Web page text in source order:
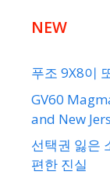
NEW
푸조 9X8이
GV60
and New
선택권 잃은
편한 진실